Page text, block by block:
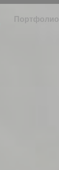
Портфолио